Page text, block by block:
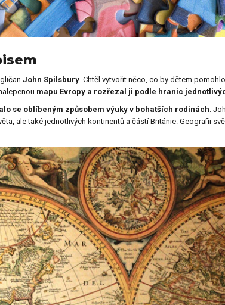
Dárky na Den dětí
Dárky k svátku
Dárky k Valentýnu
Dárky pro ženy
Dárky na Vánoce
Dárky pro prarodiče
John Spilsbury. Chtěl vytvořit něco, co by dětem pomohlo
mapu Evropy a rozřezal ji podle hranic
se oblíbeným způsobem výuky v bohatších rodinách .
ale také jednotlivých kontinentů a částí Británie. Geografii